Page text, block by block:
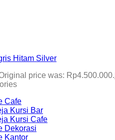
Hitam Silver
price was: Rp4.500.000.
Cafe
Kursi Bar
Kursi Cafe
Dekorasi
Kantor